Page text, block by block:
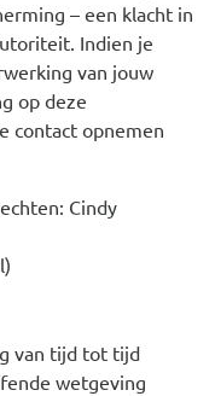
– een klacht in
Indien je
van jouw
op deze
contact opnemen
Cindy
van tijd tot tijd
wetgeving